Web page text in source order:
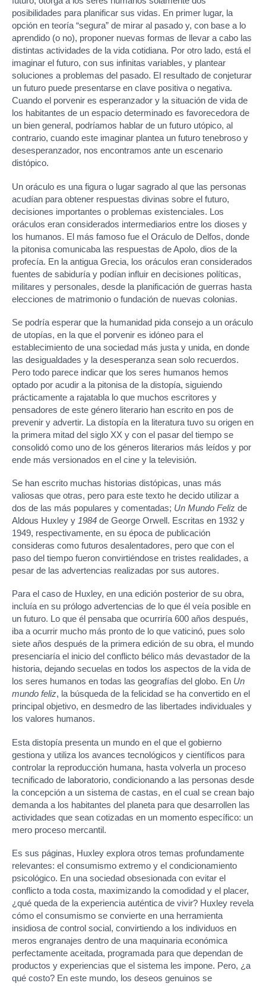
posibilidades para planificar sus vidas. En primer lugar, la
opción en teoría “segura” de mirar al pasado y, con base a lo
aprendido (o no), proponer nuevas formas de llevar a cabo las
distintas actividades de la vida cotidiana. Por otro lado, está el
imaginar el futuro, con sus infinitas variables, y plantear
soluciones a problemas del pasado. El resultado de conjeturar
un futuro puede presentarse en clave positiva o negativa.
Cuando el porvenir es esperanzador y la situación de vida de
los habitantes de un espacio determinado es favorecedora de
un bien general, podríamos hablar de un futuro utópico, al
contrario, cuando este imaginar plantea un futuro tenebroso y
desesperanzador, nos encontramos ante un escenario
distópico.
Un oráculo es una figura o lugar sagrado al que las personas
acudían para obtener respuestas divinas sobre el futuro,
decisiones importantes o problemas existenciales. Los
oráculos eran considerados intermediarios entre los dioses y
los humanos. El más famoso fue el Oráculo de Delfos, donde
la pitonisa comunicaba las respuestas de Apolo, dios de la
profecía. En la antigua Grecia, los oráculos eran considerados
fuentes de sabiduría y podían influir en decisiones políticas,
militares y personales, desde la planificación de guerras hasta
elecciones de matrimonio o fundación de nuevas colonias.
Se podría esperar que la humanidad pida consejo a un oráculo
de utopías, en la que el porvenir es idóneo para el
establecimiento de una sociedad más justa y unida, en donde
las desigualdades y la desesperanza sean solo recuerdos.
Pero todo parece indicar que los seres humanos hemos
optado por acudir a la pitonisa de la distopía, siguiendo
prácticamente a rajatabla lo que muchos escritores y
pensadores de este género literario han escrito en pos de
prevenir y advertir. La distopía en la literatura tuvo su origen en
la primera mitad del siglo XX y con el pasar del tiempo se
consolidó como uno de los géneros literarios más leídos y por
ende más versionados en el cine y la televisión.
Se han escrito muchas historias distópicas, unas más
valiosas que otras, pero para este texto he decido utilizar a
dos de las más populares y comentadas; Un Mundo Feliz de
Aldous Huxley y 1984 de George Orwell. Escritas en 1932 y
1949, respectivamente, en su época de publicación
consideras como futuros desalentadores, pero que con el
paso del tiempo fueron convirtiéndose en tristes realidades, a
pesar de las advertencias realizadas por sus autores.
Para el caso de Huxley, en una edición posterior de su obra,
incluía en su prólogo advertencias de lo que él veía posible en
un futuro. Lo que él pensaba que ocurriría 600 años después,
iba a ocurrir mucho más pronto de lo que vaticinó, pues solo
siete años después de la primera edición de su obra, el mundo
presenciaría el inicio del conflicto bélico más devastador de la
historia, dejando secuelas en todos los aspectos de la vida de
los seres humanos en todas las geografías del globo. En Un
mundo feliz, la búsqueda de la felicidad se ha convertido en el
principal objetivo, en desmedro de las libertades individuales y
los valores humanos.
Esta distopía presenta un mundo en el que el gobierno
gestiona y utiliza los avances tecnológicos y científicos para
controlar la reproducción humana, hasta volverla un proceso
tecnificado de laboratorio, condicionando a las personas desde
la concepción a un sistema de castas, en el cual se crean bajo
demanda a los habitantes del planeta para que desarrollen las
actividades que sean cotizadas en un momento específico: un
mero proceso mercantil.
Es sus páginas, Huxley explora otros temas profundamente
relevantes: el consumismo extremo y el condicionamiento
psicológico. En una sociedad obsesionada con evitar el
conflicto a toda costa, maximizando la comodidad y el placer,
¿qué queda de la experiencia auténtica de vivir? Huxley revela
cómo el consumismo se convierte en una herramienta
insidiosa de control social, convirtiendo a los individuos en
meros engranajes dentro de una maquinaria económica
perfectamente aceitada, programada para que dependan de
productos y experiencias que el sistema les impone. Pero, ¿a
qué costo? En este mundo, los deseos genuinos se